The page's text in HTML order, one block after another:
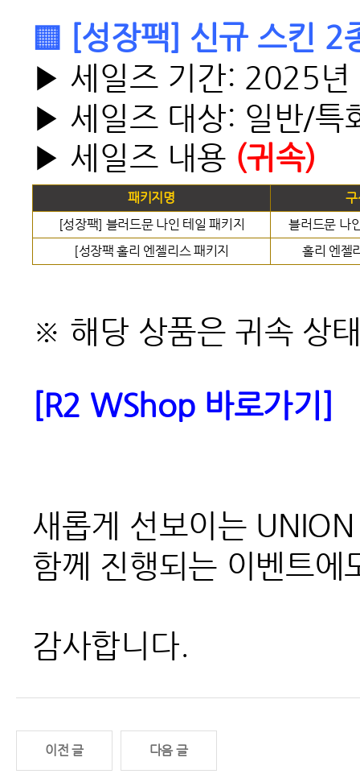
▒ [성장팩] 신규 스킨
▶ 세일즈 기간: 2025년
▶ 세일즈 대상: 일반/특
▶ 세일즈 내용 (귀속)
패키지명
[성장팩] 블러드문 나인 테일 패키지
블러드문 나
[성장팩 홀리 엔젤리스 패키지
홀리 엔젤
※ 해당 상품은 귀속 상
[R2 WShop 바로가기]
새롭게 선보이는
함께 진행되는 이벤트
감사합니다.
이전 글 다음 글